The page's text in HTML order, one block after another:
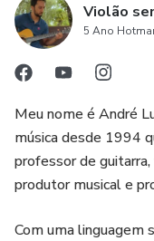
Violão
5 Ano
Meu nome é André
música desde 1994
professor de
produtor musical e
Com uma linguagem